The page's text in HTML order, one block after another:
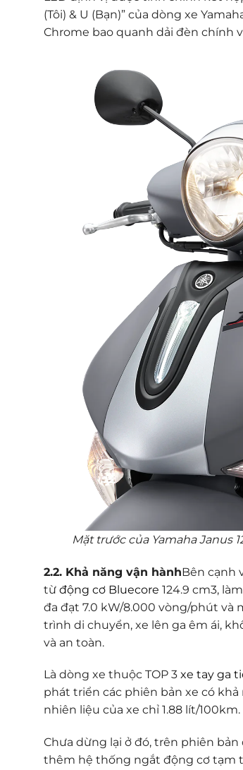
(Tôi) & U (Bạn)” của dòng xe
Chrome bao quanh dải đèn chính
Mặt trước của Yamaha Janus
2.2. Khả năng vận hànhBên cạnh
từ động cơ Bluecore 124.9 cm3,
đa đạt 7.0 kW/8.000 vòng/phút và
trình di chuyển, xe lên ga êm ái,
và an toàn.
Là dòng xe thuộc TOP 3 xe tay ga
phát triển các phiên bản xe có
nhiên liệu của xe chỉ 1.88 lít/100km.
Chưa dừng lại ở đó, trên phiên bản
thêm hệ thống ngắt động cơ tạm